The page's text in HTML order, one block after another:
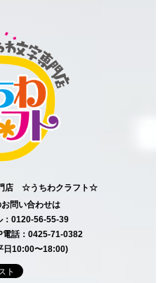
店 ☆うちわクラフト☆
問い合わせは
0120-56-55-39
電話：0425-71-0382
日10:00〜18:00)